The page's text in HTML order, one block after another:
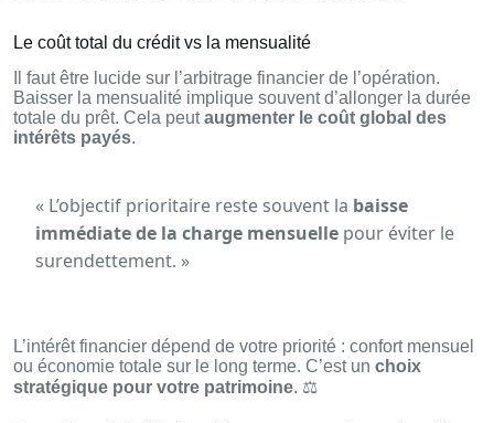
Le coût total du crédit vs la mensualité
Il faut être lucide sur l’arbitrage financier de l’opération.
Baisser la mensualité implique souvent d’allonger la durée
totale du prêt. Cela peutaugmenter le coût global des
intérêts payés.
« L’objectif prioritaire reste souvent la baisse
immédiate de la charge mensuelle pour éviter le
surendettement. »
L’intérêt financier dépend de votre priorité : confort mensuel
ou économie totale sur le long terme. C’est un choix
stratégique pour votre patrimoine. ⚖️